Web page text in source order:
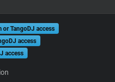
or TangoDJ access
access
access